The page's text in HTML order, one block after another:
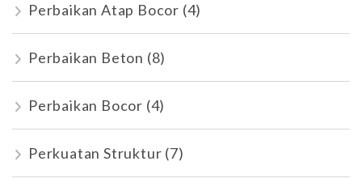
Perbaikan Atap Bocor (4)
Perbaikan Beton (8)
Perbaikan Bocor (4)
Perkuatan Struktur (7)